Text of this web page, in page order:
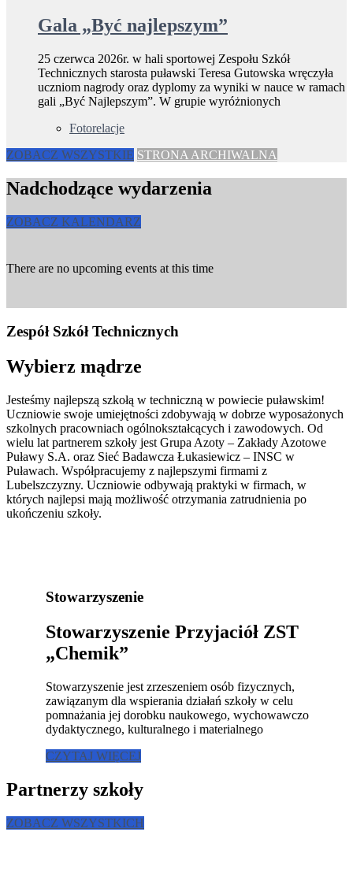
Gala „Być najlepszym”
25 czerwca 2026r. w hali sportowej Zespołu Szkół
Technicznych starosta puławski Teresa Gutowska wręczyła
uczniom nagrody oraz dyplomy za wyniki w nauce w ramach
gali „Być Najlepszym”. W grupie wyróżnionych
Fotorelacje
ZOBACZ WSZYSTKIE STRONA ARCHIWALNA
Nadchodzące wydarzenia
ZOBACZ KALENDARZ
There are no upcoming events at this time
Zespół Szkół Technicznych
Wybierz mądrze
Jesteśmy najlepszą szkołą w techniczną w powiecie puławskim!
Uczniowie swoje umiejętności zdobywają w dobrze wyposażonych
szkolnych pracowniach ogólnokształcących i zawodowych. Od
wielu lat partnerem szkoły jest Grupa Azoty – Zakłady Azotowe
Puławy S.A. oraz Sieć Badawcza Łukasiewicz – INSC w
Puławach. Współpracujemy z najlepszymi firmami z
Lubelszczyzny. Uczniowie odbywają praktyki w firmach, w
których najlepsi mają możliwość otrzymania zatrudnienia po
ukończeniu szkoły.
Stowarzyszenie
Stowarzyszenie Przyjaciół ZST
„Chemik”
Stowarzyszenie jest zrzeszeniem osób fizycznych,
zawiązanym dla wspierania działań szkoły w celu
pomnażania jej dorobku naukowego, wychowawczo
dydaktycznego, kulturalnego i materialnego
CZYTAJ WIĘCEJ
Partnerzy szkoły
ZOBACZ WSZYSTKICH